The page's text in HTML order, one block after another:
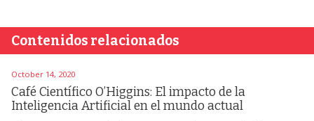
la
Conferencia
Media
2020
Contenidos relacionados
October 14, 2020
Café Científico O’Higgins: El impacto de la
Inteligencia Artificial en el mundo actual